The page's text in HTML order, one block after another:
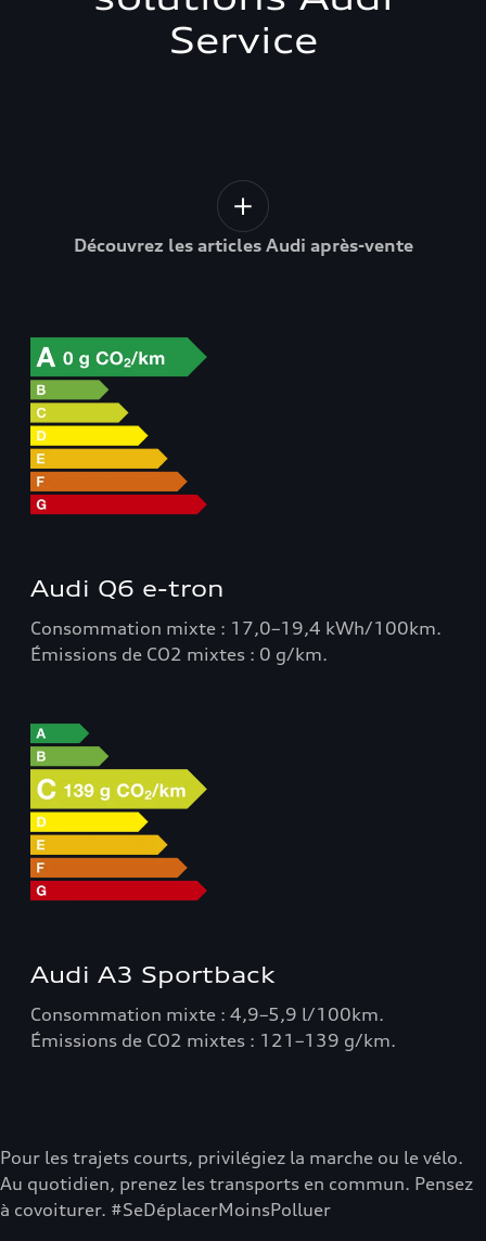
Service
Découvrez les articles Audi après-vente
Audi Q6 e-tron
Consommation mixte : 17,0–19,4 kWh/100km.
Émissions de CO2 mixtes : 0 g/km.
Audi A3 Sportback
Consommation mixte : 4,9–5,9 l/100km.
Émissions de CO2 mixtes : 121–139 g/km.
Pour les trajets courts, privilégiez la marche ou le vélo.
Au quotidien, prenez les transports en commun. Pensez
à covoiturer. #SeDéplacerMoinsPolluer